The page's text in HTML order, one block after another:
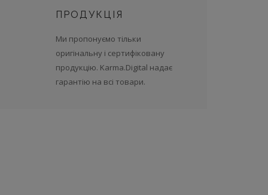
ПРОДУКЦІЯ
Ми пропонуємо тільки
оригінальну і сертифіковану
продукцію. Karma.Digital надає
гарантію на всі товари.